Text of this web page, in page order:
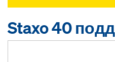
Staxo 40